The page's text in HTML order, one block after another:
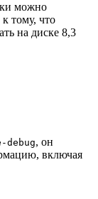
можно
к тому, что
на диске 8,3
debug, он
включая